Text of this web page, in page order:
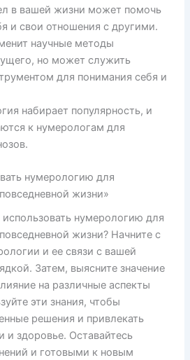
в вашей жизни может помочь
и свои отношения с другими.
научные методы
но может служить
для понимания себя и
набирает популярность, и
к нумерологам для
нумерологию для
жизни»
использовать нумерологию для
жизни? Начните с
и ее связи с вашей
Затем, выясните значение
на различные аспекты
эти знания, чтобы
решения и привлекать
и здоровье. Оставайтесь
и готовыми к новым